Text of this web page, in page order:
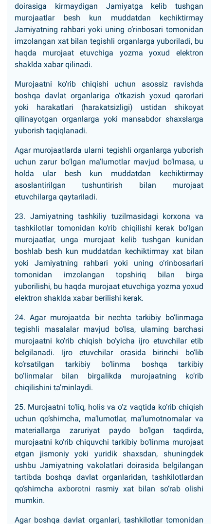
doirasiga kirmaydigan Jamiyatga kelib tushgan
murojaatlar besh kun muddatdan kechiktirmay
Jamiyatning rahbari yoki uning o‘rinbosari tomonidan
imzolangan xat bilan tegishli organlarga yuboriladi, bu
haqda murojaat etuvchiga yozma yoxud elektron
shaklda xabar qilinadi.
Murojaatni ko‘rib chiqishi uchun asossiz ravishda
boshqa davlat organlariga o‘tkazish yoxud qarorlari
yoki harakatlari (harakatsizligi) ustidan shikoyat
qilinayotgan organlarga yoki mansabdor shaxslarga
yuborish taqiqlanadi.
Agar murojaatlarda ularni tegishli organlarga yuborish
uchun zarur bo‘lgan ma’lumotlar mavjud bo‘lmasa, u
holda ular besh kun muddatdan kechiktirmay
asoslantirilgan tushuntirish bilan murojaat
etuvchilarga qaytariladi.
23. Jamiyatning tashkiliy tuzilmasidagi korxona va
tashkilotlar tomonidan ko‘rib chiqilishi kerak bo‘lgan
murojaatlar, unga murojaat kelib tushgan kunidan
boshlab besh kun muddatdan kechiktirmay xat bilan
yoki Jamiyatning rahbari yoki uning o‘rinbosarlari
tomonidan imzolangan topshiriq bilan birga
yuborilishi, bu haqda murojaat etuvchiga yozma yoxud
elektron shaklda xabar berilishi kerak.
24. Agar murojaatda bir nechta tarkibiy bo‘linmaga
tegishli masalalar mavjud bo‘lsa, ularning barchasi
murojaatni ko‘rib chiqish bo‘yicha ijro etuvchilar etib
belgilanadi. Ijro etuvchilar orasida birinchi bo‘lib
ko‘rsatilgan tarkibiy bo‘linma boshqa tarkibiy
bo‘linmalar bilan birgalikda murojaatning ko‘rib
chiqilishini ta’minlaydi.
25. Murojaatni to‘liq, holis va o‘z vaqtida ko‘rib chiqish
uchun qo‘shimcha, ma’lumotlar, ma’lumotnomalar va
materiallarga zaruriyat paydo bo‘lgan taqdirda,
murojaatni ko‘rib chiquvchi tarkibiy bo‘linma murojaat
etgan jismoniy yoki yuridik shaxsdan, shuningdek
ushbu Jamiyatning vakolatlari doirasida belgilangan
tartibda boshqa davlat organlaridan, tashkilotlardan
qo‘shimcha axborotni rasmiy xat bilan so‘rab olishi
mumkin.
Agar boshqa davlat organlari, tashkilotlar tomonidan